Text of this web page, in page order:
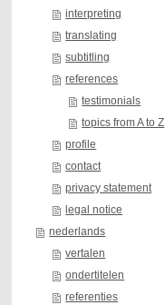
interpreting
translating
subtitling
references
testimonials
topics from A to Z
profile
contact
privacy statement
legal notice
nederlands
vertalen
ondertitelen
referenties